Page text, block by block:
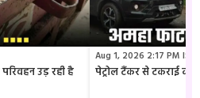
उड़ रही है
Aug 1, 2026 2:17 PM IST
पेट्रोल टैंकर से टकराई